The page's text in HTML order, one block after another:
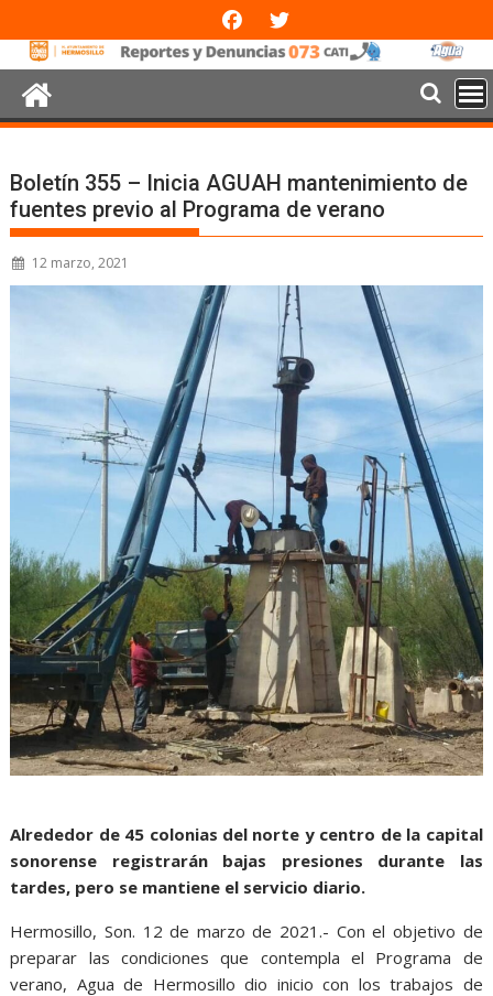
Boletín 355 – Inicia AGUAH mantenimiento de
fuentes previo al Programa de verano
12 marzo, 2021
Alrededor de 45 colonias del norte y centro de la capital
sonorense registrarán bajas presiones durante las
tardes, pero se mantiene el servicio diario.
Hermosillo, Son. 12 de marzo de 2021.- Con el objetivo de
preparar las condiciones que contempla el Programa de
verano, Agua de Hermosillo dio inicio con los trabajos de